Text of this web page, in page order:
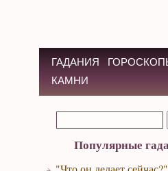
ГАДАНИЯ
КАМНИ
Популярные